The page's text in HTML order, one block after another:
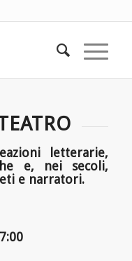
letterarie,
e, nei secoli,
e narratori.